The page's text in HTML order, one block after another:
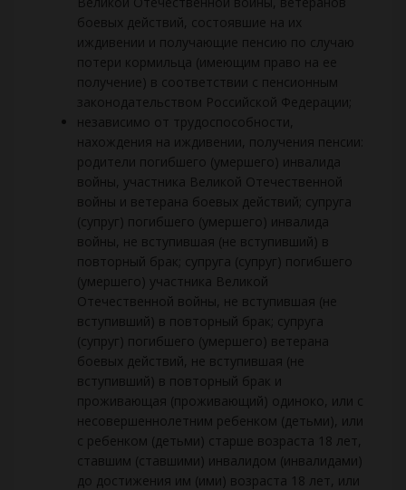
боевых действий, состоявшие на их
иждивении и получающие пенсию по случаю
потери кормильца (имеющим право на ее
получение) в соответствии с пенсионным
законодательством Российской Федерации;
независимо от трудоспособности,
нахождения на иждивении, получения пенсии:
родители погибшего (умершего) инвалида
войны, участника Великой Отечественной
войны и ветерана боевых действий; супруга
(супруг) погибшего (умершего) инвалида
войны, не вступившая (не вступивший) в
повторный брак; супруга (супруг) погибшего
(умершего) участника Великой
Отечественной войны, не вступившая (не
вступивший) в повторный брак; супруга
(супруг) погибшего (умершего) ветерана
боевых действий, не вступившая (не
вступивший) в повторный брак и
проживающая (проживающий) одиноко, или с
несовершеннолетним ребенком (детьми), или
с ребенком (детьми) старше возраста 18 лет,
ставшим (ставшими) инвалидом (инвалидами)
до достижения им (ими) возраста 18 лет, или